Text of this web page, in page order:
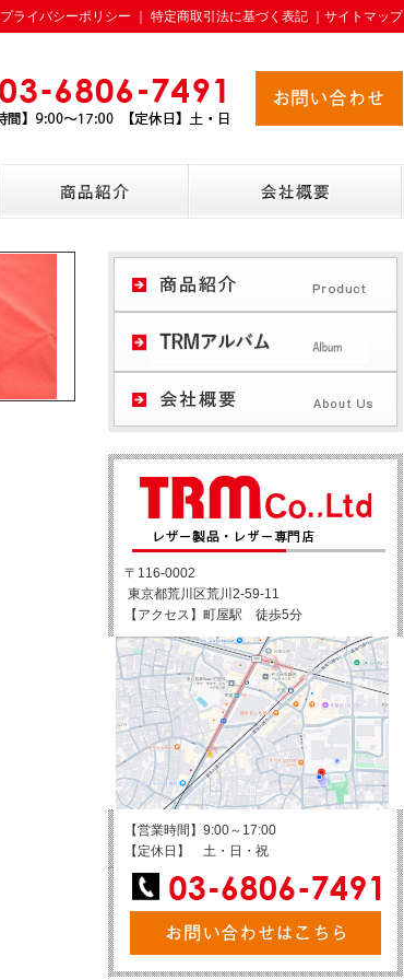
プライバシーポリシー 特定商取引法に基づく表記 サイトマップ
〒116-0002
東京都荒川区荒川2-59-11
【アクセス】町屋駅　徒歩5分
【営業時間】9:00～17:00
【定休日】　土・日・祝